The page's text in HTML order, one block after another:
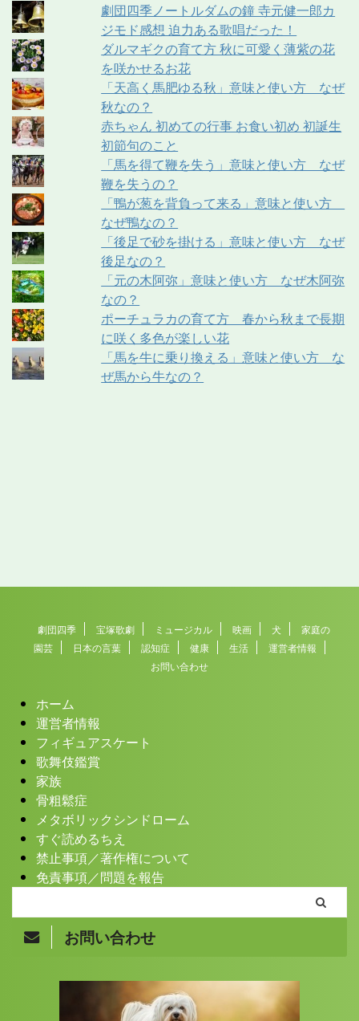
劇団四季ノートルダムの鐘 寺元健一郎カ
ジモド感想 迫力ある歌唱だった！
ダルマギクの育て方 秋に可愛く薄紫の花
を咲かせるお花
「天高く馬肥ゆる秋」意味と使い方 なぜ
秋なの？
赤ちゃん 初めての行事 お食い初め 初誕生
初節句のこと
「馬を得て鞭を失う」意味と使い方 なぜ
鞭を失うの？
「鴨が葱を背負って来る」意味と使い方
なぜ鴨なの？
「後足で砂を掛ける」意味と使い方 なぜ
後足なの？
「元の木阿弥」意味と使い方 なぜ木阿弥
なの？
ポーチュラカの育て方 春から秋まで長期
に咲く多色が楽しい花
「馬を牛に乗り換える」意味と使い方 な
ぜ馬から牛なの？
劇団四季 宝塚歌劇 ミュージカル 映画 犬
家庭の
園芸
日本の言葉 認知症 健康 生活
運営者情報
お問い合わせ
ホーム
運営者情報
フィギュアスケート
歌舞伎鑑賞
家族
骨粗鬆症
メタボリックシンドローム
すぐ読めるちえ
禁止事項／著作権について
免責事項／問題を報告
お問い合わせ